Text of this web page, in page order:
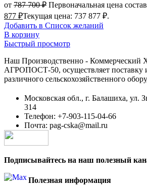
от 787 700₽ Первоначальная цена
877 ₽Текущая цена: 737 877 ₽.
Добавить в Список желаний
В корзину
Быстрый просмотр
Наш Производственно - Коммерческий
АГРОПОСТ-50, осуществляет поставку
различного сельскохозяйственного
Московская обл., г. Балашиха, ул.
314
Телефон: +7-903-115-04-66
Почта: pag-cska@mail.ru
Подписывайтесь на наш полезный
Полезная информация